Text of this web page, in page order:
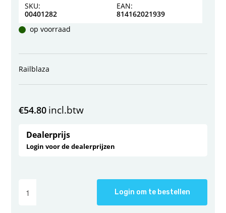
SKU:
00401282
EAN:
814162021939
op voorraad
Railblaza
€54.80 incl.btw
Dealerprijs
Login voor de dealerprijzen
Login om te bestellen